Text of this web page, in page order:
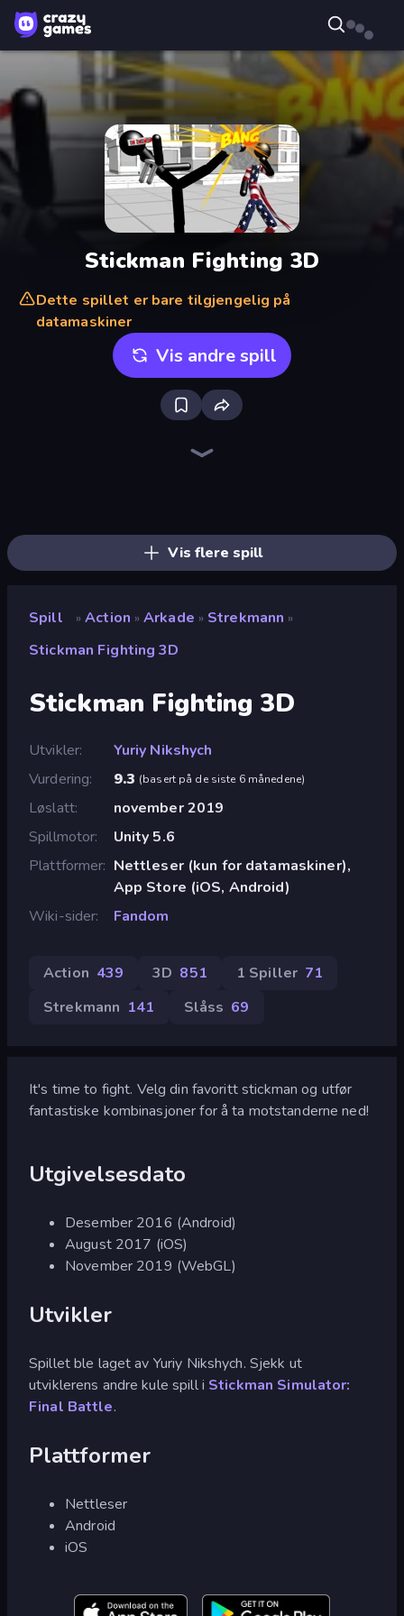
Stickman Fighting 3D
Dette spillet er bare tilgjengelig på
datamaskiner
Vis andre spill
Vis flere spill
Spill » Action » Arkade » Strekmann »
Stickman Fighting 3D
Stickman Fighting 3D
Utvikler
Yuriy Nikshych
Vurdering
9.3 (basert på de siste 6 månedene)
Løslatt
november 2019
Spillmotor
Unity 5.6
Plattformer Nettleser (kun for datamaskiner),
App Store (iOS, Android)
Wiki-sider
Fandom
Action 439 3D 851 1 Spiller 71
Strekmann 141 Slåss 69
It's time to fight. Velg din favoritt stickman og utfør
fantastiske kombinasjoner for å ta motstanderne ned!
Utgivelsesdato
Desember 2016 (Android)
August 2017 (iOS)
November 2019 (WebGL)
Utvikler
Spillet ble laget av Yuriy Nikshych. Sjekk ut
utviklerens andre kule spill i Stickman Simulator:
Final Battle.
Plattformer
Nettleser
Android
iOS